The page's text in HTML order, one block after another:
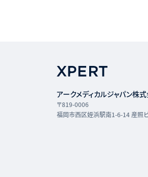
アークメディカルジャパン株
〒819-0006
福岡市西区姪浜駅南1-6-14 産照